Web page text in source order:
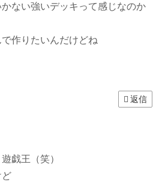
ない強いデッキって感じなのか
作りたいんだけどね
返信
戯王（笑）
ど